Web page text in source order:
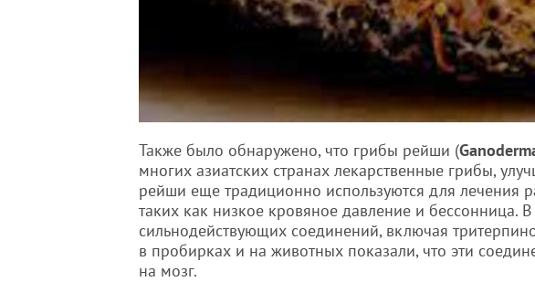
Также было обнаружено, что грибы рейши (
многих азиатских странах лекарственные грибы,
рейши еще традиционно используются для лечения
таких как низкое кровяное давление и бессонница.
сильнодействующих соединений, включая
в пробирках и на животных показали, что эти
на мозг.